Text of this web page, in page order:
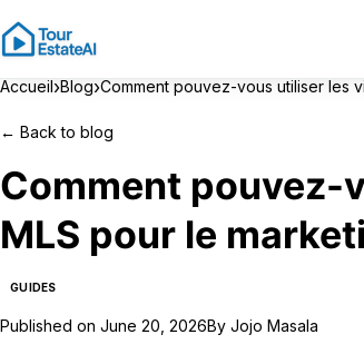
Accueil›Blog›Comment pouvez-vous utiliser les
← Back to blog
Comment pouvez-
MLS pour le
GUIDES
Published on June 20, 2026By Jojo Masala